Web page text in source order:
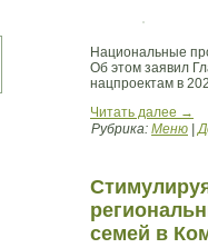
Национальные
Об этом заявил
нацпроектам в
Читать далее →
Рубрика: Меню |
семей в